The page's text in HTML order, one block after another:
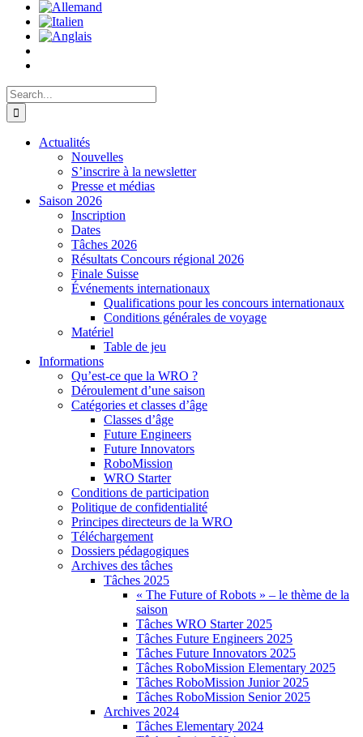
Search
for:
Actualités
Nouvelles
S’inscrire à la newsletter
Presse et médias
Saison 2026
Inscription
Dates
Tâches 2026
Résultats Concours régional 2026
Finale Suisse
Événements internationaux
Qualifications pour les concours internationaux
Conditions générales de voyage
Matériel
Table de jeu
Informations
Qu’est-ce que la WRO ?
Déroulement d’une saison
Catégories et classes d’âge
Classes d’âge
Future Engineers
Future Innovators
RoboMission
WRO Starter
Conditions de participation
Politique de confidentialité
Principes directeurs de la WRO
Téléchargement
Dossiers pédagogiques
Archives des tâches
Tâches 2025
« The Future of Robots » – le thème de la
saison
Tâches WRO Starter 2025
Tâches Future Engineers 2025
Tâches Future Innovators 2025
Tâches RoboMission Elementary 2025
Tâches RoboMission Junior 2025
Tâches RoboMission Senior 2025
Archives 2024
Tâches Elementary 2024